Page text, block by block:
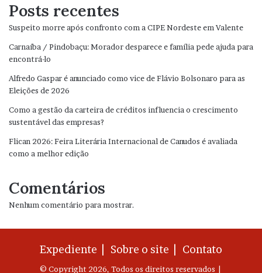
Posts recentes
Suspeito morre após confronto com a CIPE Nordeste em Valente
Carnaíba / Pindobaçu: Morador desparece e família pede ajuda para
encontrá-lo
Alfredo Gaspar é anunciado como vice de Flávio Bolsonaro para as
Eleições de 2026
Como a gestão da carteira de créditos influencia o crescimento
sustentável das empresas?
Flican 2026: Feira Literária Internacional de Canudos é avaliada
como a melhor edição
Comentários
Nenhum comentário para mostrar.
Expediente | Sobre o site | Contato
© Copyright 2026, Todos os direitos reservados |